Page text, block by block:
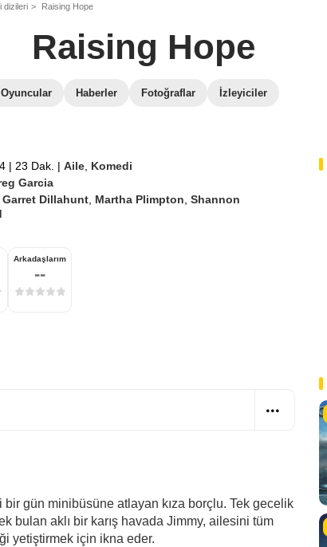
dizileri Raising Hope
Raising Hope
Oyuncular Haberler Fotoğraflar İzleyiciler
| 23 Dak. | Aile Komedi
Garcia
Garret Dillahunt Martha Plimpton Shannon
Arkadaşlarım
--
gün minibüsüne atlayan kıza borçlu. Tek gecelik
bulan aklı bir karış havada Jimmy, ailesini tüm
yetiştirmek için ikna eder.